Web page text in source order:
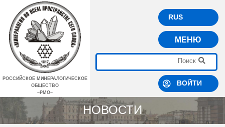
РОССИЙСКОЕ МИНЕРАЛОГИЧЕСКОЕ
ОБЩЕСТВО
–РМО–
RUS
МЕНЮ
ВОЙТИ
НОВОСТИ